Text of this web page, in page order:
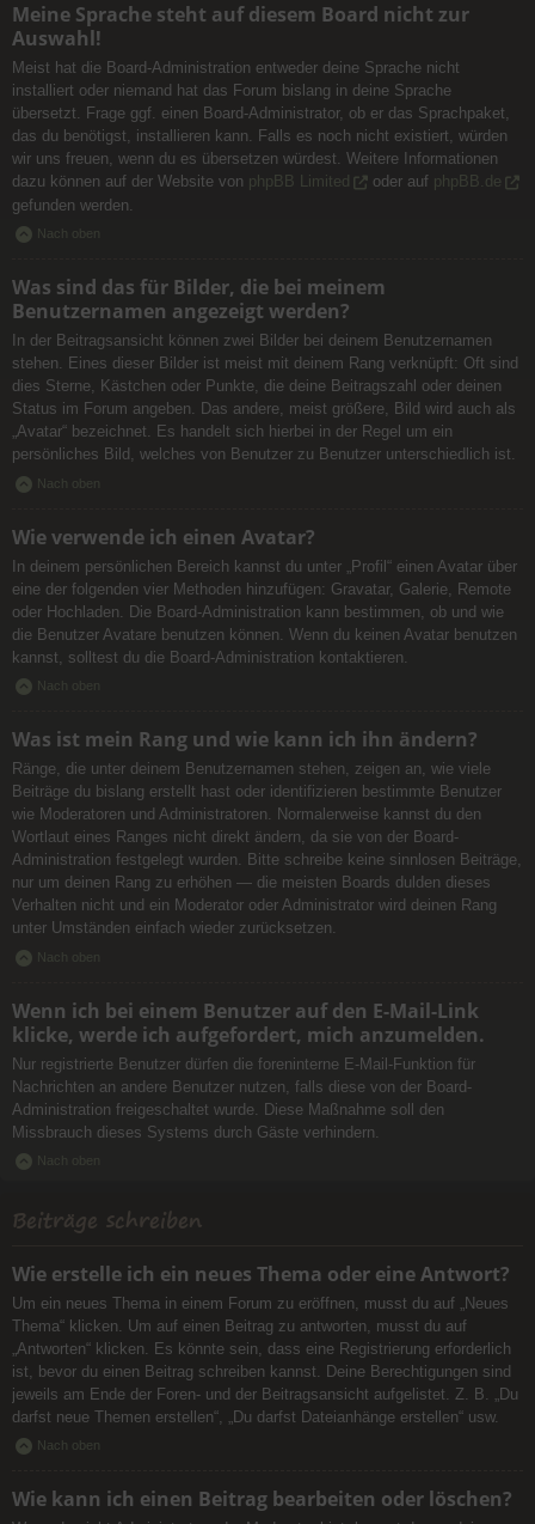
Meine Sprache steht auf diesem Board nicht zur
Auswahl!
Meist hat die Board-Administration entweder deine Sprache nicht
installiert oder niemand hat das Forum bislang in deine Sprache
übersetzt. Frage ggf. einen Board-Administrator, ob er das Sprachpaket,
das du benötigst, installieren kann. Falls es noch nicht existiert, würden
wir uns freuen, wenn du es übersetzen würdest. Weitere Informationen
dazu können auf der Website von phpBB Limited oder auf phpBB.de
gefunden werden.
Nach oben
Was sind das für Bilder, die bei meinem
Benutzernamen angezeigt werden?
In der Beitragsansicht können zwei Bilder bei deinem Benutzernamen
stehen. Eines dieser Bilder ist meist mit deinem Rang verknüpft: Oft sind
dies Sterne, Kästchen oder Punkte, die deine Beitragszahl oder deinen
Status im Forum angeben. Das andere, meist größere, Bild wird auch als
„Avatar“ bezeichnet. Es handelt sich hierbei in der Regel um ein
persönliches Bild, welches von Benutzer zu Benutzer unterschiedlich ist.
Nach oben
Wie verwende ich einen Avatar?
In deinem persönlichen Bereich kannst du unter „Profil“ einen Avatar über
eine der folgenden vier Methoden hinzufügen: Gravatar, Galerie, Remote
oder Hochladen. Die Board-Administration kann bestimmen, ob und wie
die Benutzer Avatare benutzen können. Wenn du keinen Avatar benutzen
kannst, solltest du die Board-Administration kontaktieren.
Nach oben
Was ist mein Rang und wie kann ich ihn ändern?
Ränge, die unter deinem Benutzernamen stehen, zeigen an, wie viele
Beiträge du bislang erstellt hast oder identifizieren bestimmte Benutzer
wie Moderatoren und Administratoren. Normalerweise kannst du den
Wortlaut eines Ranges nicht direkt ändern, da sie von der Board-
Administration festgelegt wurden. Bitte schreibe keine sinnlosen Beiträge,
nur um deinen Rang zu erhöhen — die meisten Boards dulden dieses
Verhalten nicht und ein Moderator oder Administrator wird deinen Rang
unter Umständen einfach wieder zurücksetzen.
Nach oben
Wenn ich bei einem Benutzer auf den E-Mail-Link
klicke, werde ich aufgefordert, mich anzumelden.
Nur registrierte Benutzer dürfen die foreninterne E-Mail-Funktion für
Nachrichten an andere Benutzer nutzen, falls diese von der Board-
Administration freigeschaltet wurde. Diese Maßnahme soll den
Missbrauch dieses Systems durch Gäste verhindern.
Nach oben
Beiträge schreiben
Wie erstelle ich ein neues Thema oder eine Antwort?
Um ein neues Thema in einem Forum zu eröffnen, musst du auf „Neues
Thema“ klicken. Um auf einen Beitrag zu antworten, musst du auf
„Antworten“ klicken. Es könnte sein, dass eine Registrierung erforderlich
ist, bevor du einen Beitrag schreiben kannst. Deine Berechtigungen sind
jeweils am Ende der Foren- und der Beitragsansicht aufgelistet. Z. B. „Du
darfst neue Themen erstellen“, „Du darfst Dateianhänge erstellen“ usw.
Nach oben
Wie kann ich einen Beitrag bearbeiten oder löschen?